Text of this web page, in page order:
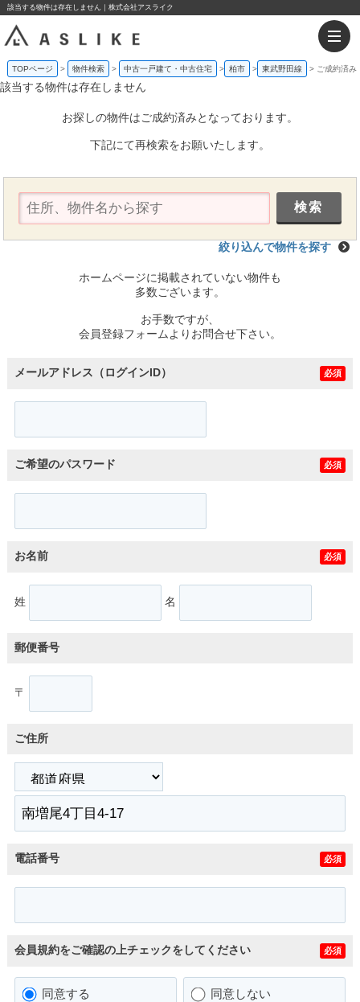
該当する物件は存在しません｜株式会社アスライク
TOPページ 物件検索 中古一戸建て・中古住宅 柏市 東武野田線 ご成約済み
該当する物件は存在しません
お探しの物件はご成約済みとなっております。
下記にて再検索をお願いたします。
絞り込んで物件を探す
ホームページに掲載されていない物件も
多数ございます。
お手数ですが、
会員登録フォームよりお問合せ下さい。
メールアドレス（ログインID） 必須
ご希望のパスワード 必須
お名前 必須
姓 名
郵便番号
〒
ご住所
電話番号 必須
会員規約をご確認の上チェックをしてください 必須
同意する 同意しない